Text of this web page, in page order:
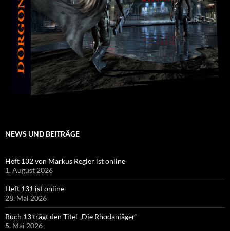
NEWS UND BEITRÄGE
Heft 132 von Markus Regler ist online
1. August 2026
Heft 131 ist online
28. Mai 2026
Buch 13 trägt den Titel „Die Rhodanjäger“
5. Mai 2026